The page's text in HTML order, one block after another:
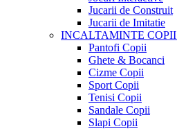
Jucarii de Construit
Jucarii de Imitatie
INCALTAMINTE COPII
Pantofi Copii
Ghete & Bocanci
Cizme Copii
Sport Copii
Tenisi Copii
Sandale Copii
Slapi Copii